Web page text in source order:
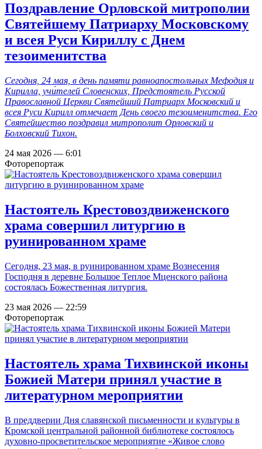
Поздравление Орловской митрополии
Святейшему Патриарху Московскому
и всея Руси Кириллу с Днем
тезоименитства
Сегодня, 24 мая, в день памяти равноапостольных Мефодия и
Кирилла, учи́телей Словенских, Предстоятель Русской
Православной Церкви Святейший Патриарх Московский и
всея Руси Кирилл отмечает День своего тезоименитства. Его
Святейшество поздравил митрополит Орловский и
Болховский Тихон.
24 мая 2026 — 6:01
Фоторепортаж
Настоятель Крестовоздвиженского
храма совершил литургию в
руинированном храме
Сегодня, 23 мая, в руинированном храме Вознесения
Господня в деревне Большое Теплое Мценского района
состоялась Божественная литургия.
23 мая 2026 — 22:59
Фоторепортаж
Настоятель храма Тихвинской иконы
Божией Матери принял участие в
литературном мероприятии
В преддверии Дня славянской письменности и культуры в
Кромской центральной районной библиотеке состоялось
духовно-просветительское мероприятие «Живое слово